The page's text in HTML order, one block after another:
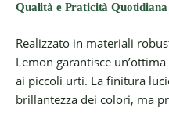
Qualità e Praticità Quotidiana
Realizzato in materiali
Lemon garantisce
ai piccoli urti. La finitura
brillantezza dei colori, ma